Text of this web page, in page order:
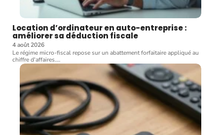
Location d’ordinateur en auto-entreprise :
améliorer sa déduction fiscale
4 août 2026
Le régime micro-fiscal repose sur un abattement forfaitaire appliqué au
chiffre d'affaires.…